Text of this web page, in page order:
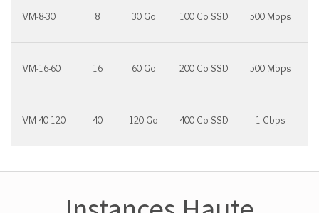
VM-8-30 8 30 Go 100 Go SSD 500 Mbps
VM-16-60 16 60 Go 200 Go SSD 500 Mbps
VM-40-120 40 120 Go 400 Go SSD 1 Gbps